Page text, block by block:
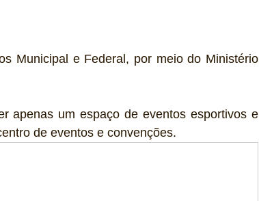
Municipal e Federal, por meio do Ministério
apenas um espaço de eventos esportivos e
de eventos e convenções.